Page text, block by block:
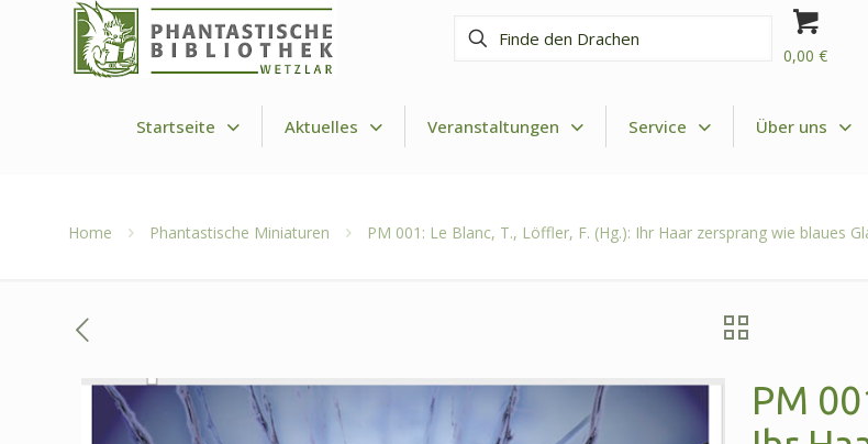
Finde
0,00 €
Startseite Aktuelles Veranstaltungen Service Über uns
Home Phantastische Miniaturen PM 001: Le Blanc, T., Löffler, F. (Hg.): Ihr Haar zersprang wie blaues
PM